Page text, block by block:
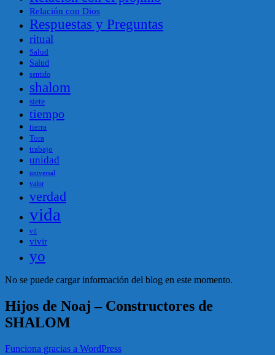
Relación con Dios
Respuestas y Preguntas
ritual
Salud
Salud
sentido
shalom
siete
tiempo
tierra
Tora
trabajo
unidad
universal
valor
verdad
vida
vil
vivir
yo
No se puede cargar información del blog en este momento.
Hijos de Noaj – Constructores de
SHALOM
Funciona gracias a WordPress